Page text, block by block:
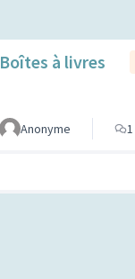
Boîtes à livres
Anonyme 1